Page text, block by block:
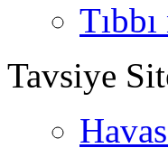
Tavsiye